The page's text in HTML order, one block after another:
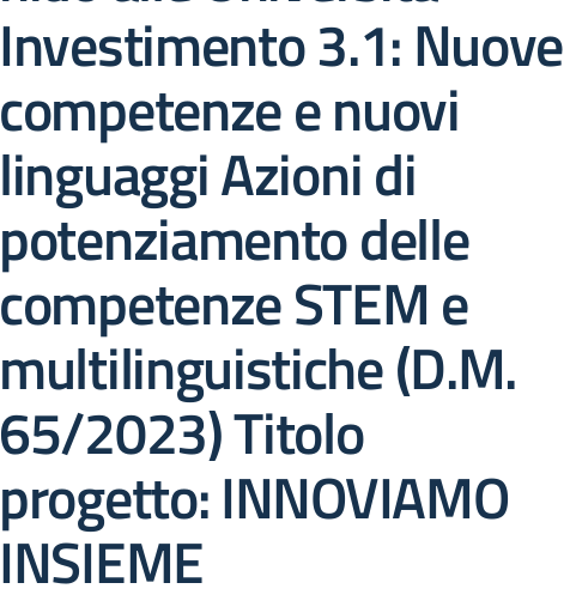
Investimento 3.1: Nuove
competenze e nuovi
linguaggi Azioni di
potenziamento delle
competenze STEM e
multilinguistiche (D.M.
65/2023) Titolo
progetto: INNOVIAMO
INSIEME